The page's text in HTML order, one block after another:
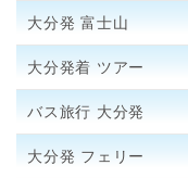
大分発 富士山
大分発着 ツアー
バス旅行 大分発
大分発 フェリー